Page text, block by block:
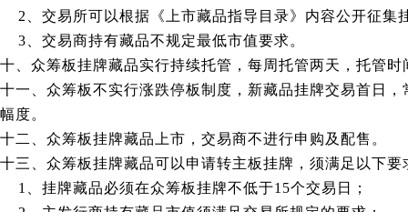
2、交易所可以根据《上市藏品指导目录》内容公开征集
3、交易商持有藏品不规定最低市值要求。
十、众筹板挂牌藏品实行持续托管，每周托管两天，托管
十一、众筹板不实行涨跌停板制度，新藏品挂牌交易首日
幅度。
十二、众筹板挂牌藏品上市，交易商不进行申购及配售。
十三、众筹板挂牌藏品可以申请转主板挂牌，须满足以下要
1、挂牌藏品必须在众筹板挂牌不低于15个交易日；